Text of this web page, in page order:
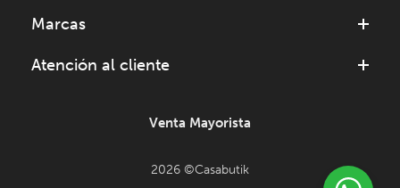
Marcas
Atención al cliente
Venta Mayorista
2026 ©Casabutik